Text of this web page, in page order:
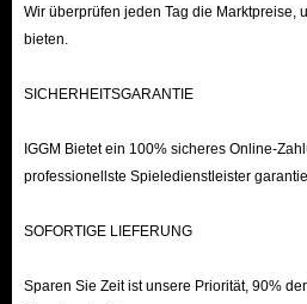
Wir überprüfen jeden Tag die Marktpreise,
bieten.
SICHERHEITSGARANTIE
IGGM Bietet ein 100% sicheres Online-
professionellste Spieledienstleister
SOFORTIGE LIEFERUNG
Sparen Sie Zeit ist unsere Priorität, 90%